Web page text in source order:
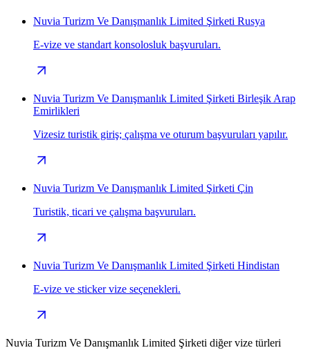
Nuvia Turizm Ve Danışmanlık Limited Şirketi Rusya
E-vize ve standart konsolosluk başvuruları.
Nuvia Turizm Ve Danışmanlık Limited Şirketi Birleşik Arap
Emirlikleri
Vizesiz turistik giriş; çalışma ve oturum başvuruları yapılır.
Nuvia Turizm Ve Danışmanlık Limited Şirketi Çin
Turistik, ticari ve çalışma başvuruları.
Nuvia Turizm Ve Danışmanlık Limited Şirketi Hindistan
E-vize ve sticker vize seçenekleri.
Nuvia Turizm Ve Danışmanlık Limited Şirketi diğer vize türleri